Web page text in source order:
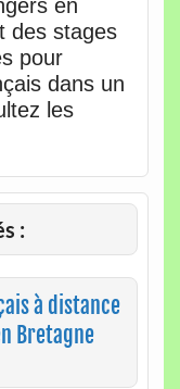
en
des stages
pour
dans un
les
:
à distance
Bretagne